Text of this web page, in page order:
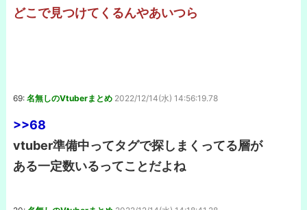
どこで見つけてくるんやあいつら
69: 名無しのVtuberまとめ 2022/12/14(水) 14:56:19.78
>>68
vtuber準備中ってタグで探しまくってる層が
ある一定数いるってことだよね